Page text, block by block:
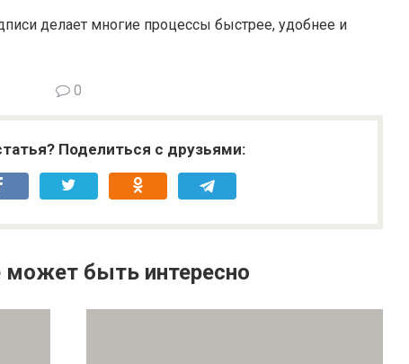
делает многие процессы быстрее, удобнее и
0
Поделиться с друзьями:
быть интересно